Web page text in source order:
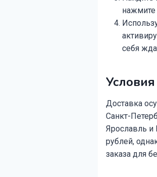
нажмите
себя
Доставка
Санкт-
Ярославль и
рублей,
заказа для